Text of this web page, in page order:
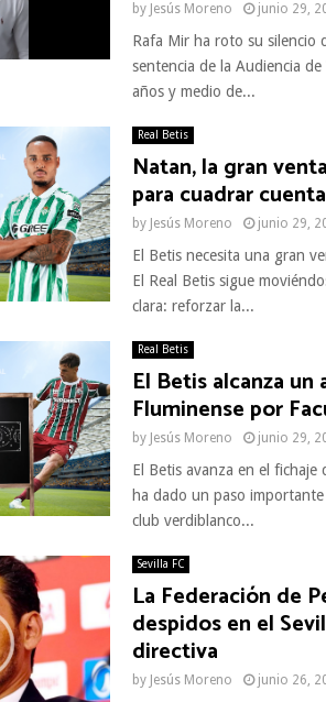
by Jesús Moreno junio 29,
Rafa Mir ha roto su silencio
sentencia de la Audiencia
años y medio de...
Real Betis
Natan, la gran
para cuadrar
by Jesús Moreno junio 29,
El Betis necesita una gran
El Real Betis sigue
clara: reforzar la...
Real Betis
El Betis alcanza un
Fluminense por
by Jesús Moreno junio 29,
El Betis avanza en el fichaje
ha dado un paso importante
club verdiblanco...
Sevilla FC
La Federación de
despidos en el
directiva
by Jesús Moreno junio 26,